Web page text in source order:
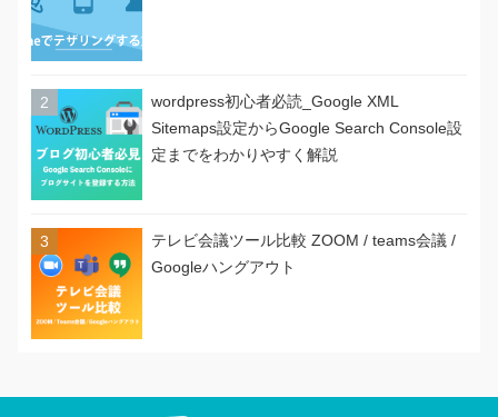
wordpress初心者必読_Google XML
Sitemaps設定からGoogle Search Console設
定までをわかりやすく解説
テレビ会議ツール比較 ZOOM / teams会議 /
Googleハングアウト